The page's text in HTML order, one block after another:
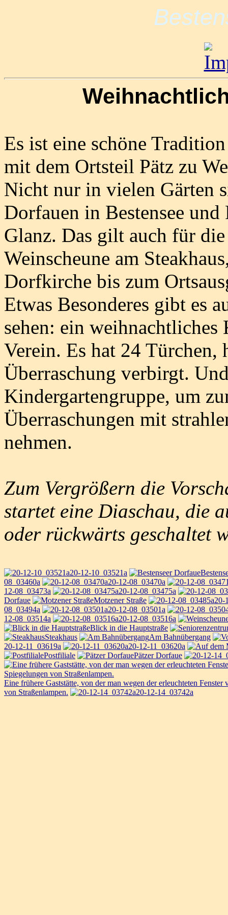
Es ist eine schöne
mit dem Ortsteil Pätz zu
Nicht nur in vielen Gärten
Dorfauen in Bestensee
Glanz. Das gilt auch für
Weinscheune am
Dorfkirche bis zum
Etwas Besonderes gibt es
sehen: ein
Verein. Es hat 24 Türchen,
Überraschung verbirgt.
Kindergartengruppe, um
Überraschungen mit
nehmen.
Zum Vergrößern die
startet eine Diaschau, die
oder rückwärts geschaltet
20-12-10_03521a
08_03460a
20-12-08_03470a
12-08_03473a
20-12-08_03475a
Dorfaue
Motzener Straße
20-
08_03494a
20-12-08_03501a
12-08_03514a
20-12-08_03516a
Blick in die Hauptstraße
Steakhaus
Am Bahnübergang
20-12-11_03619a
20-12-11_03620a
Postfiliale
Pätzer Dorfaue
Eine frühere Gaststätte, von der man wegen der erleuchteten
von Straßenlampen.
20-12-14_03742a